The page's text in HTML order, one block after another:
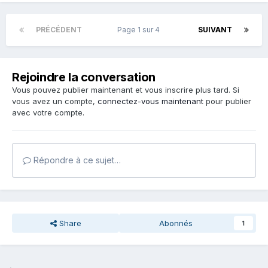
PRÉCÉDENT SUIVANT
Page 1 sur 4
Rejoindre la conversation
Vous pouvez publier maintenant et vous inscrire plus tard. Si
vous avez un compte, connectez-vous maintenant pour publier
avec votre compte.
Répondre à ce sujet…
Share Abonnés 1